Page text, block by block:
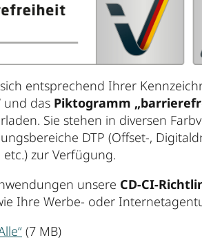
entsprechend Ihrer
und das Piktogramm
Sie stehen in diversen
DTP (Offset-,
zur Verfügung.
unsere CD-CI-
Ihre Werbe- oder
(7 MB)